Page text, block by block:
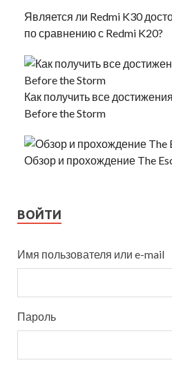
Является ли Redmi K30
по сравнению с Redmi K20?
Как получить все
Before the Storm
Обзор и прохождение The
ВОЙТИ
Имя пользователя или e-mail
Пароль